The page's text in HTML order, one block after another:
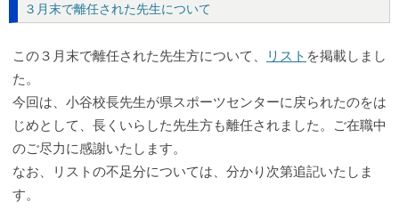
３月末で離任された先生について
この３月末で離任された先生方について、 リスト を掲載しまし
た。
今回は、小谷校長先生が県スポーツセンターに戻られたのをは
じめとして、長くいらした先生方も離任されました。ご在職中
のご尽力に感謝いたします。
なお、リストの不足分については、分かり次第追記いたしま
す。